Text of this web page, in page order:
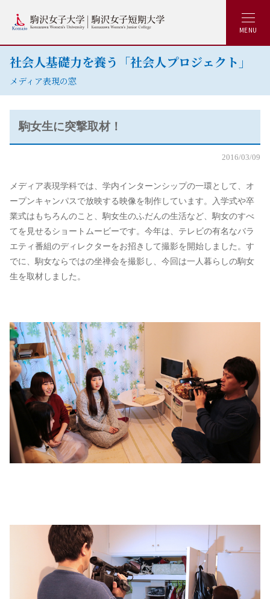
MENU
社会人基礎力を養う「社会人プロジェクト」
メディア表現の窓
駒女生に突撃取材！
2016/03/09
メディア表現学科では、学内インターンシップの一環として、オ
ープンキャンパスで放映する映像を制作しています。入学式や卒
業式はもちろんのこと、駒女生のふだんの生活など、駒女のすべ
てを見せるショートムービーです。今年は、テレビの有名なバラ
エティ番組のディレクターをお招きして撮影を開始しました。す
でに、駒女ならではの坐禅会を撮影し、今回は一人暮らしの駒女
生を取材しました。